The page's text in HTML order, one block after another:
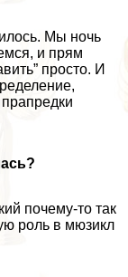
Мы ночь
и прям
просто. И
почему-то так
роль в мюзикл